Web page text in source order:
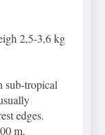
2,5-3,6 kg
sub-tropical
edges.
m.